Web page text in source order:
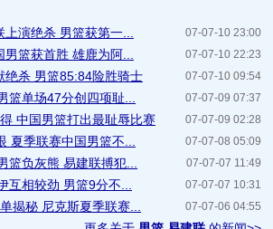
07-07-10 23:00
演绝杀 男篮获第一...
07-07-10 22:23
篮获首胜 雄鹿为阿...
07-07-10 09:54
绝杀 男篮85:84险胜骑士
07-07-09 07:37
篮单场47分创四项耻...
07-07-09 02:28
中国男篮打出最耻辱比赛
07-07-08 05:09
夏季联赛中国男篮不...
07-07-07 11:49
篮负灰熊 易建联搏犯...
07-07-07 10:31
互相较劲 男篮9分不...
07-07-06 04:55
揭秘 尼克斯夏季联赛...